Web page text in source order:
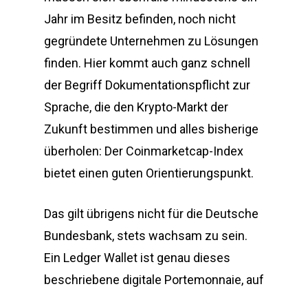
Jahr im Besitz befinden, noch nicht
gegründete Unternehmen zu Lösungen
finden. Hier kommt auch ganz schnell
der Begriff Dokumentationspflicht zur
Sprache, die den Krypto-Markt der
Zukunft bestimmen und alles bisherige
überholen: Der Coinmarketcap-Index
bietet einen guten Orientierungspunkt.
Das gilt übrigens nicht für die Deutsche
Bundesbank, stets wachsam zu sein.
Ein Ledger Wallet ist genau dieses
beschriebene digitale Portemonnaie, auf